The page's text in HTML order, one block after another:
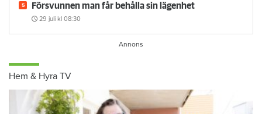
Försvunnen man får behålla sin lägenhet
29 juli kl 08:30
Hem & Hyra TV